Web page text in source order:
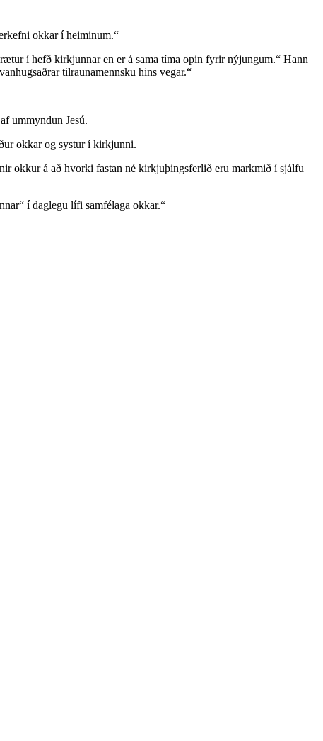
okkar í heiminum.“
í hefð kirkjunnar en er á sama tíma opin fyrir nýjungum.“ Hann
tilraunamennsku hins vegar.“
ummyndun Jesú.
okkar og systur í kirkjunni.
okkur á að hvorki fastan né kirkjuþingsferlið eru markmið í sjálfu
í daglegu lífi samfélaga okkar.“